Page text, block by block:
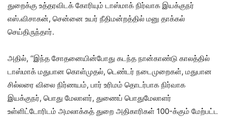
துறைக்கு உத்தரவிடக் கோரியும் டாஸ்மாக் நிர்வாக இயக்குநர்
எஸ்.விசாகன், சென்னை உயர் நீதிமன்றத்தில் மனு தாக்கல்
செய்திருந்தார்.
அதில், ‘‘இந்த சோதனையின்போது கடந்த நான்காண்டு காலத்தில்
டாஸ்மாக் மதுபான கொள்முதல், டெண்டர் நடைமுறைகள், மதுபான
சில்லரை விலை நிர்ணயம், பார் உரிமம் தொடர்பாக நிர்வாக
இயக்குநர், பொது மேலாளர், துணைப் பொதுமேலாளர்
உள்ளிட்டோரிடம் அமலாக்கத் துறை அதிகாரிகள் 100-க்கும் மேற்பட்ட